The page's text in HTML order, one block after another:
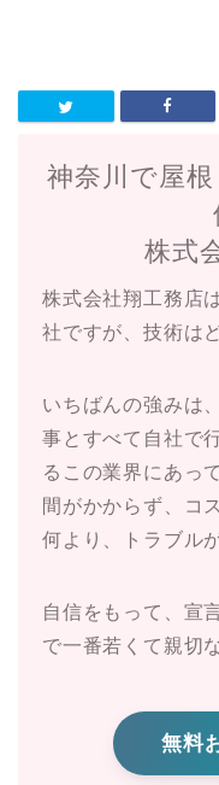
神奈川で屋根
株式
株式会社翔工務店
社ですが、技術は
いちばんの強みは
事とすべて自社で
るこの業界にあっ
間がかからず、コ
何より、トラブル
自信をもって、宣
で一番若くて親切
無料